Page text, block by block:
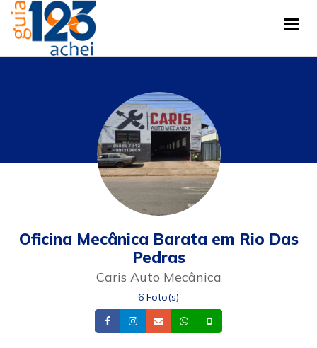
Oficina Mecânica Barata em Rio Das
Pedras
Caris Auto Mecânica
6 Foto(s)
FacebookInstagram
Email Whatsapp